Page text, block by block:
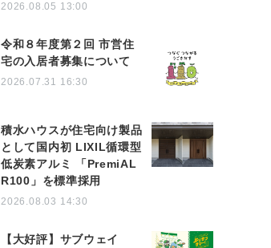
2026.08.05 13:00
令和８年度第２回 市営住
宅の入居者募集について
2026.07.31 16:30
積水ハウスが住宅向け製品
として国内初 LIXIL循環型
低炭素アルミ 「PremiAL
R100」を標準採用
2026.08.03 14:30
【大好評】サブウェイ